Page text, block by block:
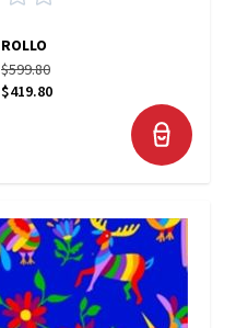
ROLLO
$599.80
$419.80